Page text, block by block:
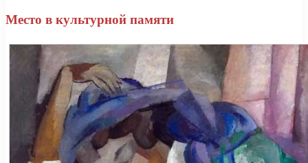
Место в культурной памяти